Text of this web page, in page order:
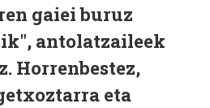
gaiei buruz
antolatzaileek
Horrenbestez,
eta